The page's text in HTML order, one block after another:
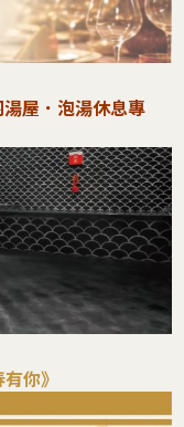
湯屋．泡湯休息專
有你》